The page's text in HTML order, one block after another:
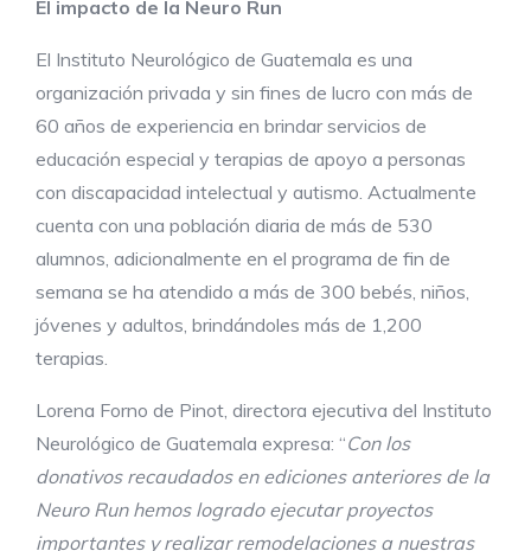
El impacto de la Neuro Run
El Instituto Neurológico de Guatemala es una
organización privada y sin fines de lucro con más de
60 años de experiencia en brindar servicios de
educación especial y terapias de apoyo a personas
con discapacidad intelectual y autismo. Actualmente
cuenta con una población diaria de más de 530
alumnos, adicionalmente en el programa de fin de
semana se ha atendido a más de 300 bebés, niños,
jóvenes y adultos, brindándoles más de 1,200
terapias.
Lorena Forno de Pinot, directora ejecutiva del Instituto
Neurológico de Guatemala expresa: “Con los
donativos recaudados en ediciones anteriores de la
Neuro Run hemos logrado ejecutar proyectos
importantes y realizar remodelaciones a nuestras